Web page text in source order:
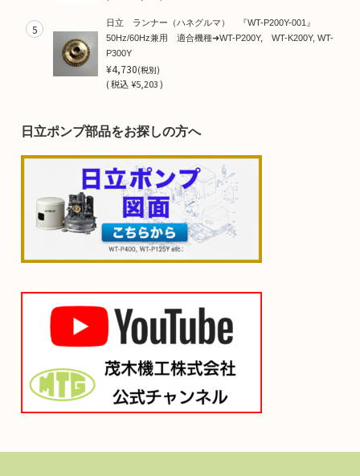
5
日立 ランナー（ハネグルマ） 『WT-P200Y-001』
50Hz/60Hz兼用 適合機種➜WT-P200Y, WT-K200Y, WT-
P300Y
¥4,730(税別)
(税込¥5,203 )
日立ポンプ部品をお探しの方へ